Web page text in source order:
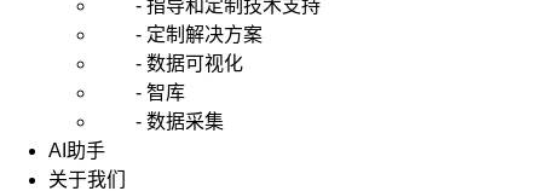
- 指导和定制技术支持
- 定制解决方案
- 数据可视化
- 智库
- 数据采集
AI助手
关于我们